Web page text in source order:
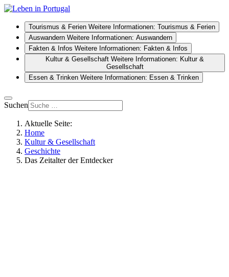
Tourismus & Ferien Weitere Informationen: Tourismus & Ferien
Auswandern Weitere Informationen: Auswandern
Fakten & Infos Weitere Informationen: Fakten & Infos
Kultur & Gesellschaft Weitere Informationen: Kultur &
Gesellschaft
Essen & Trinken Weitere Informationen: Essen & Trinken
Suchen
Aktuelle Seite:
Home
Kultur & Gesellschaft
Geschichte
Das Zeitalter der Entdecker